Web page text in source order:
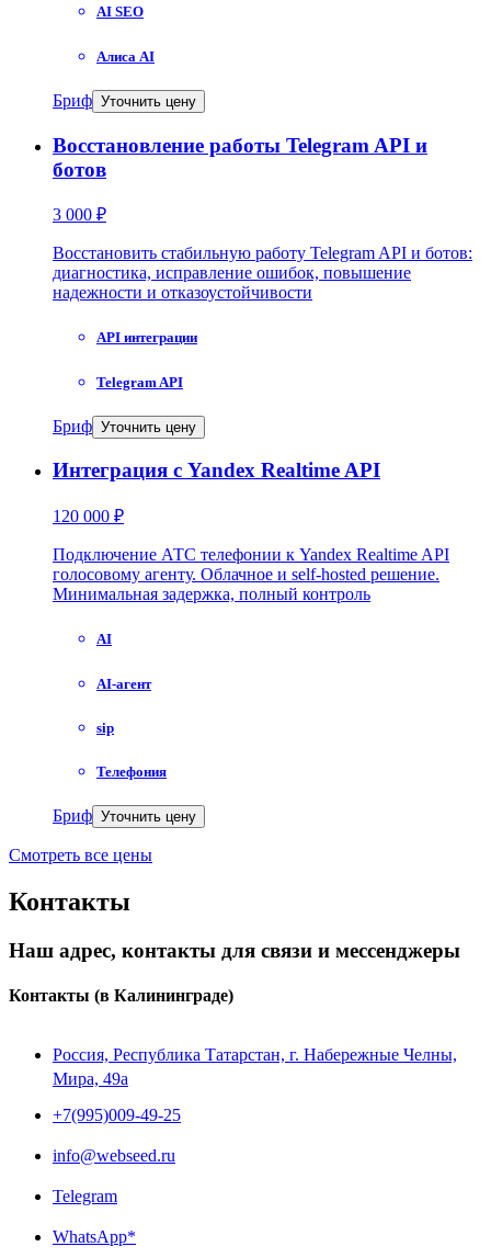
AI SEO
Алиса AI
Бриф Уточнить цену
Восстановление работы Telegram API и
ботов
3 000 ₽
Восстановить стабильную работу Telegram API и ботов:
диагностика, исправление ошибок, повышение
надежности и отказоустойчивости
API интеграции
Telegram API
Бриф Уточнить цену
Интеграция с Yandex Realtime API
120 000 ₽
Подключение АТС телефонии к Yandex Realtime API
голосовому агенту. Облачное и self-hosted решение.
Минимальная задержка, полный контроль
AI
AI-агент
sip
Телефония
Бриф Уточнить цену
Смотреть все цены
Контакты
Наш адрес, контакты для связи и мессенджеры
Контакты (в Калининграде)
Россия, Республика Татарстан, г. Набережные Челны,
Мира, 49a
+7(995)009-49-25
info@webseed.ru
Telegram
WhatsApp*